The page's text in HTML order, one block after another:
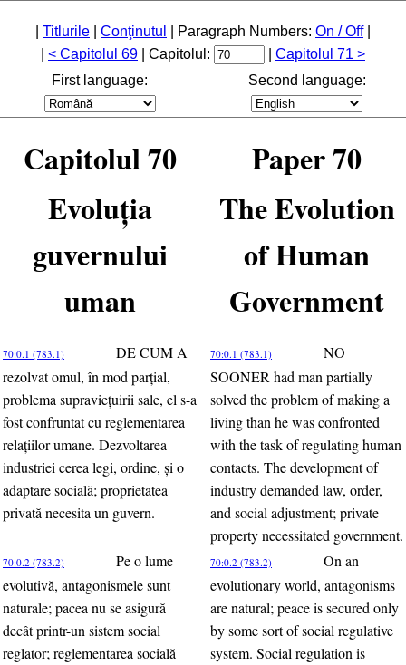
Titlurile Conţinutul | Paragraph Numbers: On / Off|
< Capitolul 69 | Capitolul:
Capitolul 71 >
First language:
Second language:
Capitolul 70
Paper 70
Evoluţia
guvernului
uman
The Evolution
of Human
Government
70:0.1 (783.1)
DE CUM A
rezolvat omul, în mod parţial,
problema supravieţuirii sale, el s-a
fost confruntat cu reglementarea
relaţiilor umane. Dezvoltarea
industriei cerea legi, ordine, şi o
adaptare socială; proprietatea
privată necesita un guvern.
70:0.1 (783.1)
NO
SOONER had man partially
solved the problem of making a
living than he was confronted
with the task of regulating human
contacts. The development of
industry demanded law, order,
and social adjustment; private
property necessitated government.
70:0.2 (783.2)
Pe o lume
evolutivă, antagonismele sunt
naturale; pacea nu se asigură
decât printr-un sistem social
reglator; reglementarea socială
70:0.2 (783.2)
On an
evolutionary world, antagonisms
are natural; peace is secured only
by some sort of social regulative
system. Social regulation is